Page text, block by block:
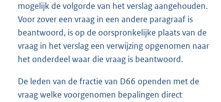
mogelijk de volgorde van het verslag aangehouden.
Voor zover een vraag in een andere paragraaf is
beantwoord, is op de oorspronkelijke plaats van de
vraag in het verslag een verwijzing opgenomen naar
het onderdeel waar die vraag is beantwoord.
De leden van de fractie van D66 openden met de
vraag welke voorgenomen bepalingen direct